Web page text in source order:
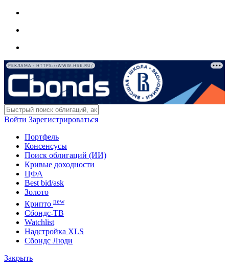
РЕКЛАМА • HTTPS://WWW.HSE.RU/
Войти Зарегистрироваться
Портфель
Консенсусы
Поиск облигаций (ИИ)
Кривые доходности
ЦФА
Best bid/ask
Золото
Крипто new
Сбондс-ТВ
Watchlist
Надстройка XLS
Сбондс Люди
Закрыть